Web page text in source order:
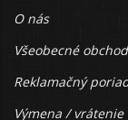
O nás
Všeobecné
Reklamačný
Výmena /